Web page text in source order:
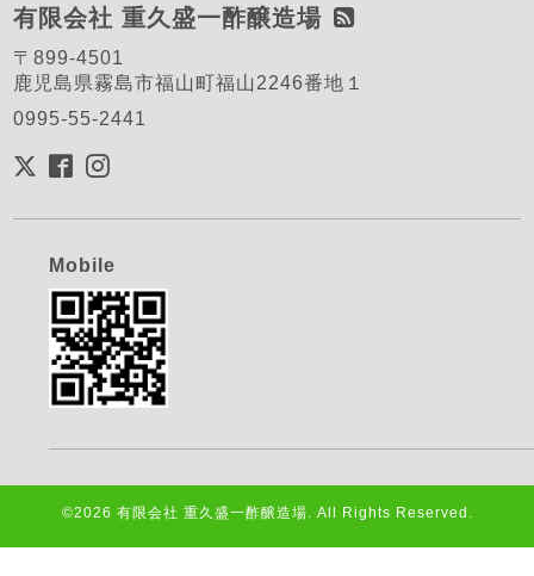
有限会社 重久盛一酢醸造場
〒899-4501
鹿児島県霧島市福山町福山2246番地１
0995-55-2441
Mobile
©2026 有限会社 重久盛一酢醸造場. All Rights Reserved.